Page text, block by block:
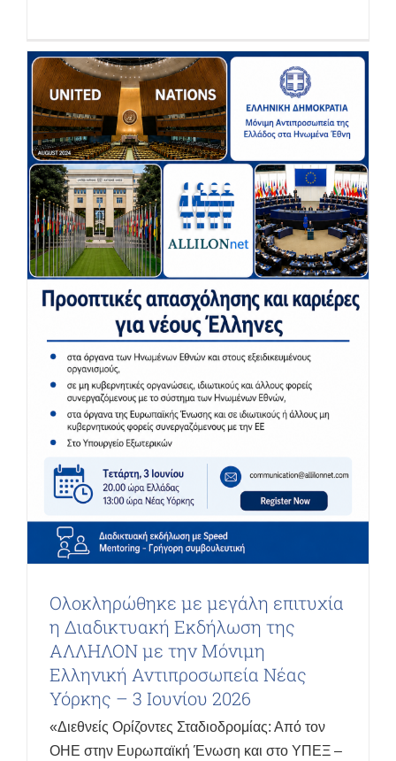
Ολοκληρώθηκε με μεγάλη επιτυχία
η Διαδικτυακή Εκδήλωση της
ΑΛΛΗΛΟΝ με την Μόνιμη
Ελληνική Αντιπροσωπεία Νέας
Υόρκης – 3 Ιουνίου 2026
«Διεθνείς Ορίζοντες Σταδιοδρομίας: Από τον
ΟΗΕ στην Ευρωπαϊκή Ένωση και στο ΥΠΕΞ –